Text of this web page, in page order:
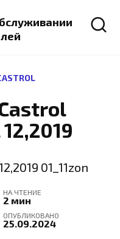
НА ЧТЕНИЕ
2 мин
ОПУБЛИКОВАНО
25.09.2024